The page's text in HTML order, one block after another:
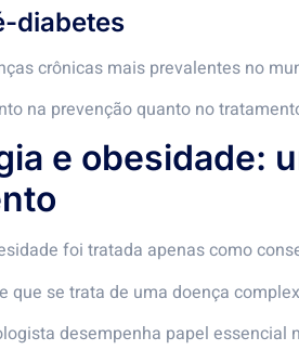
diabetes
crônicas mais prevalentes no
na prevenção quanto no
e obesidade:
foi tratada apenas como
que se trata de uma doença
desempenha papel essencial